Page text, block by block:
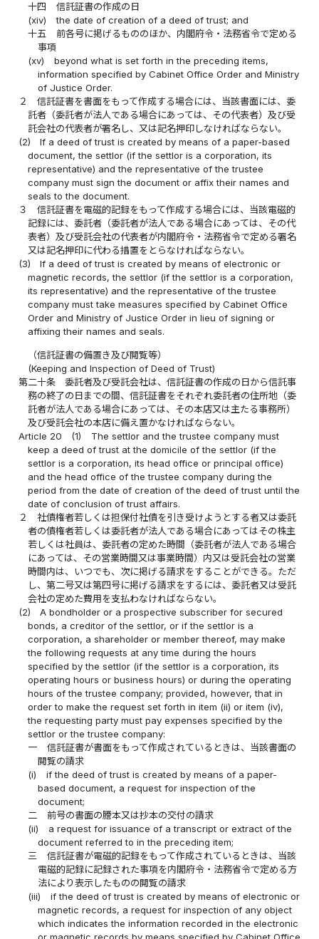
十四
信託証書の作成の日
(xiv)
the date of creation of a deed of trust; and
十五
前各号に掲げるもののほか、内閣府令・法務省令で定める
事項
(xv)
beyond what is set forth in the preceding items,
information specified by Cabinet Office Order and Ministry
of Justice Order.
２
信託証書を書面をもって作成する場合には、当該書面には、委
託者（委託者が法人である場合にあっては、その代表者）及び受
託会社の代表者が署名し、又は記名押印しなければならない。
(2)
If a deed of trust is created by means of a paper-based
document, the settlor (if the settlor is a corporation, its
representative) and the representative of the trustee
company must sign the document or affix their names and
seals to the document.
３
信託証書を電磁的記録をもって作成する場合には、当該電磁的
記録には、委託者（委託者が法人である場合にあっては、その代
表者）及び受託会社の代表者が内閣府令・法務省令で定める署名
又は記名押印に代わる措置をとらなければならない。
(3)
If a deed of trust is created by means of electronic or
magnetic records, the settlor (if the settlor is a corporation,
its representative) and the representative of the trustee
company must take measures specified by Cabinet Office
Order and Ministry of Justice Order in lieu of signing or
affixing their names and seals.
（信託証書の備置き及び閲覧等）
(Keeping and Inspection of Deed of Trust)
第二十条
委託者及び受託会社は、信託証書の作成の日から信託事
務の終了の日までの間、信託証書をそれぞれ委託者の住所地（委
託者が法人である場合にあっては、その本店又は主たる事務所）
及び受託会社の本店に備え置かなければならない。
Article 20
(1)
The settlor and the trustee company must
keep a deed of trust at the domicile of the settlor (if the
settlor is a corporation, its head office or principal office)
and the head office of the trustee company during the
period from the date of creation of the deed of trust until the
date of conclusion of trust affairs.
２
社債権者若しくは担保付社債を引き受けようとする者又は委託
者の債権者若しくは委託者が法人である場合にあってはその株主
若しくは社員は、委託者の定めた時間（委託者が法人である場合
にあっては、その営業時間又は事業時間）内又は受託会社の営業
時間内は、いつでも、次に掲げる請求をすることができる。ただ
し、第二号又は第四号に掲げる請求をするには、委託者又は受託
会社の定めた費用を支払わなければならない。
(2)
A bondholder or a prospective subscriber for secured
bonds, a creditor of the settlor, or if the settlor is a
corporation, a shareholder or member thereof, may make
the following requests at any time during the hours
specified by the settlor (if the settlor is a corporation, its
operating hours or business hours) or during the operating
hours of the trustee company; provided, however, that in
order to make the request set forth in item (ii) or item (iv),
the requesting party must pay expenses specified by the
settlor or the trustee company:
一
信託証書が書面をもって作成されているときは、当該書面の
閲覧の請求
(i)
if the deed of trust is created by means of a paper-
based document, a request for inspection of the
document;
二
前号の書面の謄本又は抄本の交付の請求
(ii)
a request for issuance of a transcript or extract of the
document referred to in the preceding item;
三
信託証書が電磁的記録をもって作成されているときは、当該
電磁的記録に記録された事項を内閣府令・法務省令で定める方
法により表示したものの閲覧の請求
(iii)
if the deed of trust is created by means of electronic or
magnetic records, a request for inspection of any object
which indicates the information recorded in the electronic
or magnetic records by means specified by Cabinet Office